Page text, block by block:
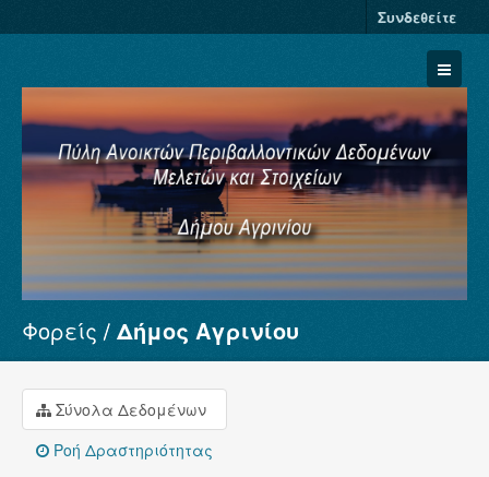
Συνδεθείτε
Σύνολα Δεδομένων
Φορείς
Ομάδες
Σχετικά
Φορείς Δήμος Αγρινίου
Σύνολα Δεδομένων
Ροή Δραστηριότητας